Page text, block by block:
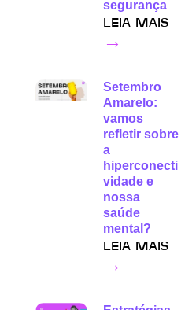
segurança
LEIA MAIS
→
Setembro
Amarelo:
vamos
refletir sobre
a
hiperconecti
vidade e
nossa
saúde
mental?
LEIA MAIS
→